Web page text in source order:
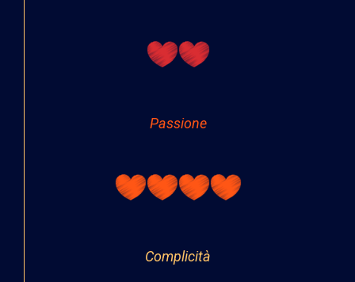
Passione
Complicità